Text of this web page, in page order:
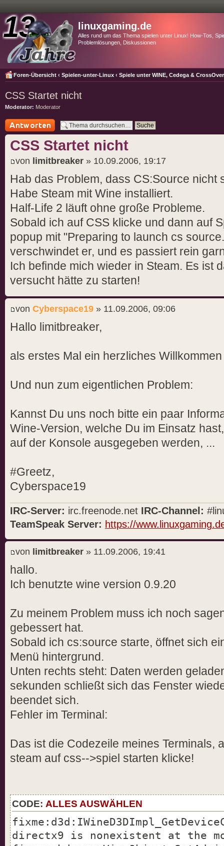
linuxgaming.de
Alles rund um das Thema spielen unter Linux! How-Tos,
Problemlösungen, Diskussionen
Foren-Übersicht ‹ Spielen-unter-Linux ‹ Spiele unter WINE, Cedega &
CSS Startet nicht
Moderator: Moderator
Antwort schreiben
CSS Startet nicht
von limitbreaker » 10.09.2006, 19:17
Hab das Problem, dass CS:Source nicht
Habe Steam mit Wine installiert.
Half-Life 2 läuft ohne große Probleme.
Sobald ich auf CSS klicke und dann auf
popup mit "Preparing to launch cs
verschwindet er, und es passiert rein
Ich befinde mich wieder in Steam. Es ist
versucht hätte zu starten!
von Cyberspace19 » 11.09.2006, 09:06
Hallo limitbreaker,
als erstes Mal ein herzliches
Und nun zum eigentlichen Problem:
Kannst Du uns noch bitte ein paar
Wine-Version, welche Du im Einsatz
auf der Konsole ausgegeben werden, ...
#Greetz,
Cyberspace19
IRC-Server: irc.freenode.net IRC-Channel:
TeamSpeak Server: https://
von limitbreaker » 11.09.2006, 19:41
hallo.
Ich benutzte wine version 0.9.20
Zu meinem Problem muss ich noch
gebessert hat.
Sobald ich cs:source starte, öffnet sich
Menü hintergrund.
Unten rechts steht: Daten werden
sekunden schließt sich das Fenster
beendet sich.
Fehler im Terminal:
Das ist die Codezeile meines Terminals,
steam auf css-->spiel starten klicke!
CODE: ALLES AUSWÄHLEN
directx9 is nonexistent at the